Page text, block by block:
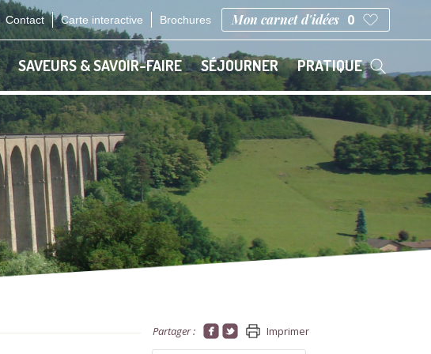
Contact Carte interactive Brochures Mon carnet d'idées 0
SAVEURS & SAVOIR-FAIRE SÉJOURNER PRATIQUE
Partager : Imprimer